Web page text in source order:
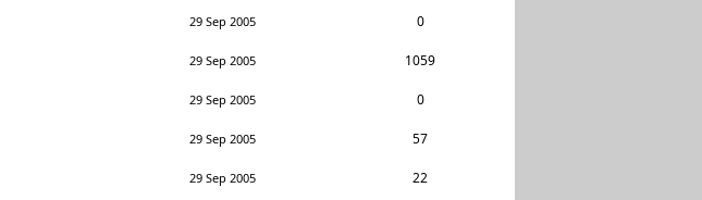
29 Sep 2005 0
29 Sep 2005 1059
29 Sep 2005 0
29 Sep 2005 57
29 Sep 2005 22